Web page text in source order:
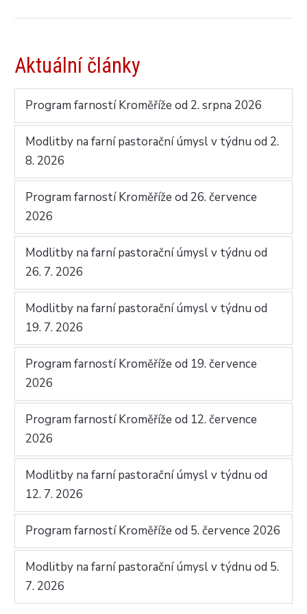
Aktuální články
Program farností Kroměříže od 2. srpna 2026
Modlitby na farní pastorační úmysl v týdnu od 2.
8. 2026
Program farností Kroměříže od 26. července
2026
Modlitby na farní pastorační úmysl v týdnu od
26. 7. 2026
Modlitby na farní pastorační úmysl v týdnu od
19. 7. 2026
Program farností Kroměříže od 19. července
2026
Program farností Kroměříže od 12. července
2026
Modlitby na farní pastorační úmysl v týdnu od
12. 7. 2026
Program farností Kroměříže od 5. července 2026
Modlitby na farní pastorační úmysl v týdnu od 5.
7. 2026